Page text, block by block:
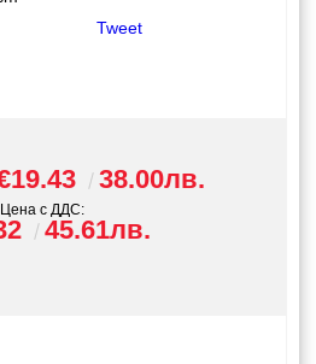
Tweet
38.00лв.
Цена с ДДС:
45.61лв.